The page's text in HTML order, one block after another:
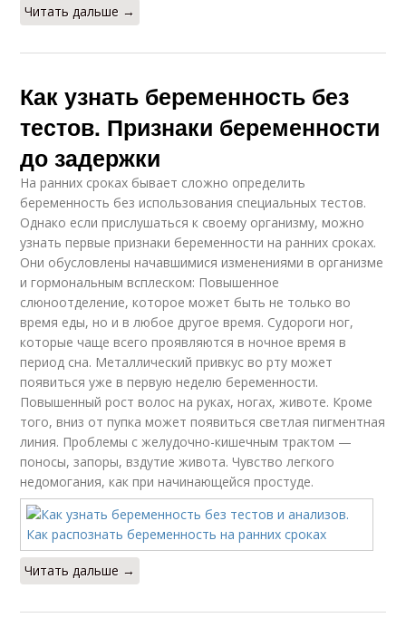
Читать дальше →
Как узнать беременность без
тестов. Признаки беременности
до задержки
На ранних сроках бывает сложно определить
беременность без использования специальных тестов.
Однако если прислушаться к своему организму, можно
узнать первые признаки беременности на ранних сроках.
Они обусловлены начавшимися изменениями в организме
и гормональным всплеском: Повышенное
слюноотделение, которое может быть не только во
время еды, но и в любое другое время. Судороги ног,
которые чаще всего проявляются в ночное время в
период сна. Металлический привкус во рту может
появиться уже в первую неделю беременности.
Повышенный рост волос на руках, ногах, животе. Кроме
того, вниз от пупка может появиться светлая пигментная
линия. Проблемы с желудочно-кишечным трактом —
поносы, запоры, вздутие живота. Чувство легкого
недомогания, как при начинающейся простуде.
Читать дальше →